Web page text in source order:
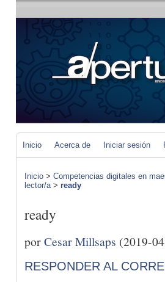
Inicio Acerca de Iniciar sesión
Inicio > Competencias digitales en
lector/a> ready
ready
porCesar Millsaps (2019-
RESPONDER AL